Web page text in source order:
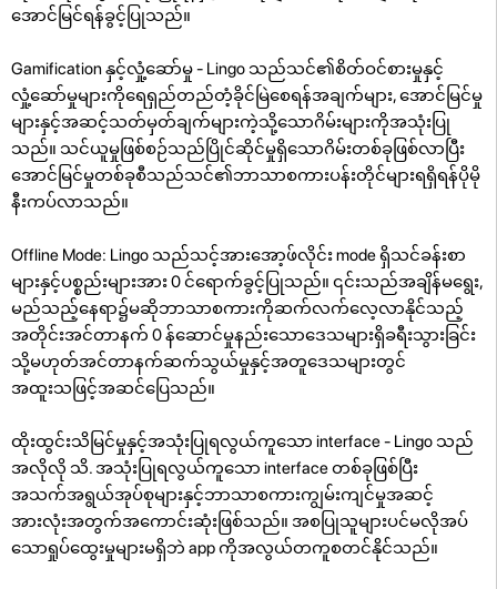
အောင်မြင်ရန်ခွင့်ပြုသည်။
Gamification နှင့်လှုံ့ဆော်မှု - Lingo သည်သင်၏စိတ်ဝင်စားမှုနှင့်
လှုံ့ဆော်မှုများကိုရေရှည်တည်တံ့ခိုင်မြဲစေရန်အချက်များ, အောင်မြင်မှု
များနှင့်အဆင့်သတ်မှတ်ချက်များကဲ့သို့သောဂိမ်းများကိုအသုံးပြု
သည်။ သင်ယူမှုဖြစ်စဉ်သည်ပြိုင်ဆိုင်မှုရှိသောဂိမ်းတစ်ခုဖြစ်လာပြီး
အောင်မြင်မှုတစ်ခုစီသည်သင်၏ဘာသာစကားပန်းတိုင်များရရှိရန်ပိုမို
နီးကပ်လာသည်။
Offline Mode: Lingo သည်သင့်အားအော့ဖ်လိုင်း mode ရှိသင်ခန်းစာ
များနှင့်ပစ္စည်းများအား 0 င်ရောက်ခွင့်ပြုသည်။ ၎င်းသည်အချိန်မရွေး,
မည်သည့်နေရာ၌မဆိုဘာသာစကားကိုဆက်လက်လေ့လာနိုင်သည့်
အတိုင်းအင်တာနက် 0 န်ဆောင်မှုနည်းသောဒေသများရှိခရီးသွားခြင်း
သို့မဟုတ်အင်တာနက်ဆက်သွယ်မှုနှင့်အတူဒေသများတွင်
အထူးသဖြင့်အဆင်ပြေသည်။
ထိုးထွင်းသိမြင်မှုနှင့်အသုံးပြုရလွယ်ကူသော interface - Lingo သည်
အလိုလို သိ. အသုံးပြုရလွယ်ကူသော interface တစ်ခုဖြစ်ပြီး
အသက်အရွယ်အုပ်စုများနှင့်ဘာသာစကားကျွမ်းကျင်မှုအဆင့်
အားလုံးအတွက်အကောင်းဆုံးဖြစ်သည်။ အစပြုသူများပင်မလိုအပ်
သောရှုပ်ထွေးမှုများမရှိဘဲ app ကိုအလွယ်တကူစတင်နိုင်သည်။